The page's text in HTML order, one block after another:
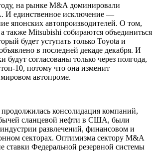
на рынке M&A доминировали
единственное исключение —
японских автопроизводителей. О том,
также Mitsubishi собираются объединиться
будет уступать только Toyota и
в последней декаде декабря. И
будут согласованы только через полгода,
10, потому что она изменит
автопроме.
консолидация компаний,
сланцевой нефти в США, были
развлечений, финансовом и
секторах. Оптимизма сектору M&A
ставки Федеральной резервной системы